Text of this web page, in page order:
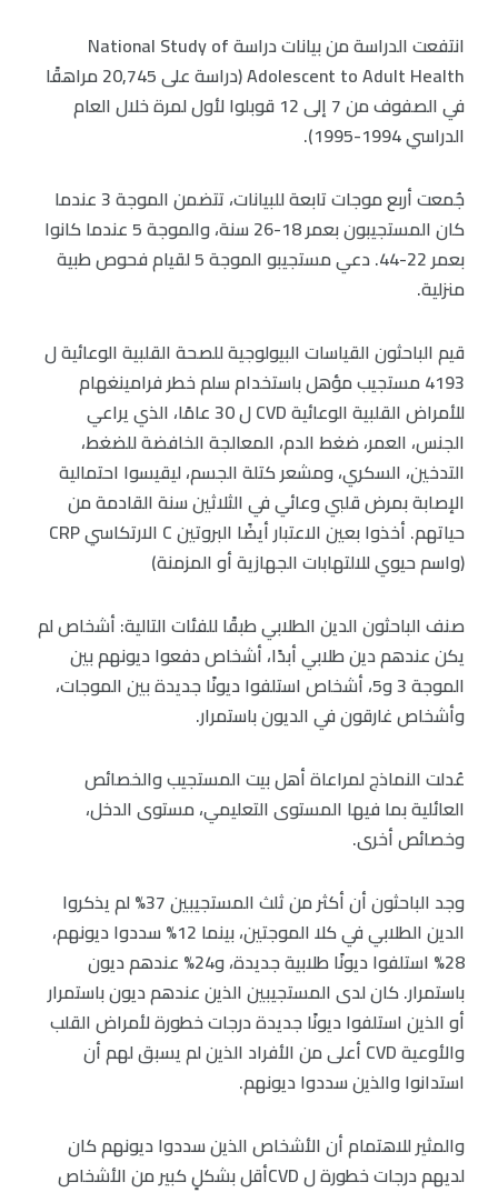
انتفعت الدراسة من بيانات دراسة National Study of
Adolescent to Adult Health (دراسة على 20,745 مراهقًا
في الصفوف من 7 إلى 12 قوبلوا لأول لمرة خلال العام
الدراسي 1994-1995).
جُمعت أربع موجات تابعة للبيانات، تتضمن الموجة 3 عندما
كان المستجيبون بعمر 18-26 سنة، والموجة 5 عندما كانوا
بعمر 22-44. دعي مستجيبو الموجة 5 لقيام فحوص طبية
منزلية.
قيم الباحثون القياسات البيولوجية للصحة القلبية الوعائية ل
4193 مستجيب مؤهل باستخدام سلم خطر فرامينغهام
للأمراض القلبية الوعائية CVD ل 30 عامًا، الذي يراعي
الجنس، العمر، ضغط الدم، المعالجة الخافضة للضغط،
التدخين، السكري، ومشعر كتلة الجسم، ليقيسوا احتمالية
الإصابة بمرض قلبي وعائي في الثلاثين سنة القادمة من
حياتهم. أخذوا بعين الاعتبار أيضًا البروتين C الارتكاسي CRP
(واسم حيوي للالتهابات الجهازية أو المزمنة)
صنف الباحثون الدين الطلابي طبقًا للفئات التالية: أشخاص لم
يكن عندهم دين طلابي أبدًا، أشخاص دفعوا ديونهم بين
الموجة 3 و5، أشخاص استلفوا ديونًا جديدة بين الموجات،
وأشخاص غارقون في الديون باستمرار.
عُدلت النماذج لمراعاة أهل بيت المستجيب والخصائص
العائلية بما فيها المستوى التعليمي، مستوى الدخل،
وخصائص أخرى.
وجد الباحثون أن أكثر من ثلث المستجيبين 37% لم يذكروا
الدين الطلابي في كلا الموجتين، بينما 12% سددوا ديونهم،
28% استلفوا ديونًا طلابية جديدة، و24% عندهم ديون
باستمرار. كان لدى المستجيبين الذين عندهم ديون باستمرار
أو الذين استلفوا ديونًا جديدة درجات خطورة لأمراض القلب
والأوعية CVD أعلى من الأفراد الذين لم يسبق لهم أن
استدانوا والذين سددوا ديونهم.
والمثير للاهتمام أن الأشخاص الذين سددوا ديونهم كان
لديهم درجات خطورة ل CVDأقل بشكلٍ كبير من الأشخاص